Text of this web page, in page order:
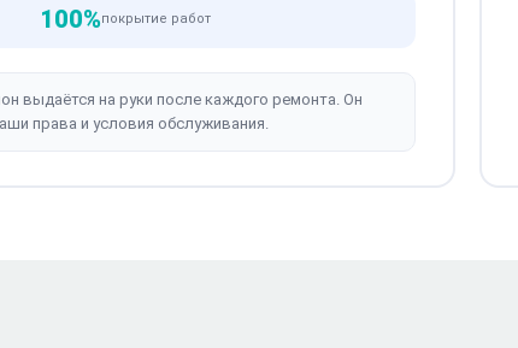
100%покрытие работ
выдаётся на руки после каждого ремонта. Он
права и условия обслуживания.